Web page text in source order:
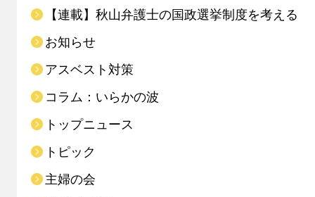
【連載】秋山弁護士の国政選挙制度を考える
お知らせ
アスベスト対策
コラム：いらかの波
トップニュース
トピック
主婦の会